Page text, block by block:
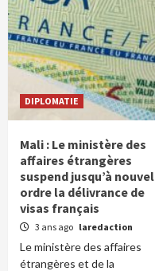
DIPLOMATIE
Mali : Le ministère des
affaires étrangères
suspend jusqu’à nouvel
ordre la délivrance de
visas français
3 ans ago laredaction
Le ministère des affaires
étrangères et de la